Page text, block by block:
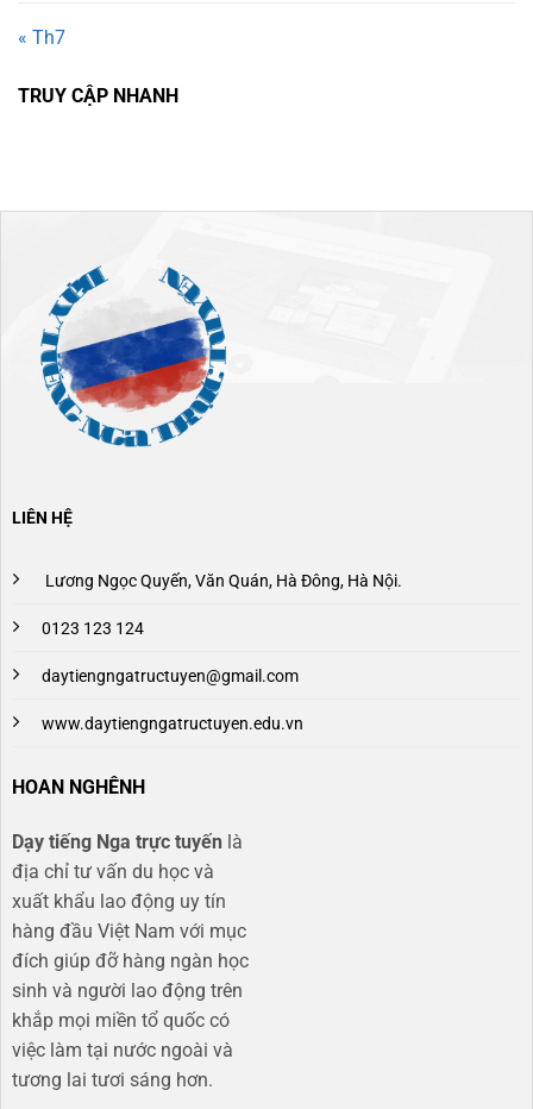
« Th7
TRUY CẬP NHANH
LIÊN HỆ
Lương Ngọc Quyến, Văn Quán, Hà Đông, Hà Nội.
0123 123 124
daytiengngatructuyen@gmail.com
www.daytiengngatructuyen.edu.vn
HOAN NGHÊNH
Dạy tiếng Nga trực tuyến là
địa chỉ tư vấn du học và
xuất khẩu lao động uy tín
hàng đầu Việt Nam với mục
đích giúp đỡ hàng ngàn học
sinh và người lao động trên
khắp mọi miền tổ quốc có
việc làm tại nước ngoài và
tương lai tươi sáng hơn​.